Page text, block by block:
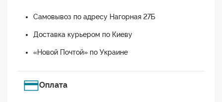
Самовывоз по адресу Нагорная 27Б
Доставка курьером по Киеву
«Новой Почтой» по Украине
Оплата